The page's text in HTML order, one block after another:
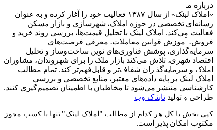
درباره ما
«املاک لینک» از سال ۱۳۸۷ فعالیت خود را آغاز کرده و به عنوان
رسانه‌ای تخصصی در حوزه املاک، شهرسازی و بازار مسکن
فعالیت می‌کند. املاک لینک با تحلیل قیمت‌ها، بررسی روند خرید و
فروش، آموزش قوانین معاملات، معرفی فرصت‌های
سرمایه‌گذاری، پوشش فناوری‌های نوین ساخت‌وساز و تحلیل
اقتصاد شهری، تلاش می‌کند بازار ملک را برای شهروندان، مشاوران
املاک و سرمایه‌گذاران شفاف‌تر و قابل‌فهم‌تر کند. تمام مطالب
املاک لینک بر پایه داده‌های معتبر، منابع تخصصی و بررسی
کارشناسی منتشر می‌شود تا مخاطبان با اطمینان تصمیم‌گیری کنند.
طراحی و تولید تابناک وب
کپی بخش یا کل هر کدام از مطالب "املاک لینک" تنها با کسب مجوز
مکتوب امکان پذیر است.